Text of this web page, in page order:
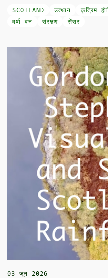
SCOTLAND उत्थान कृत्रिम
वर्षा वन
संरक्षण सेंसर
03 जून 2026